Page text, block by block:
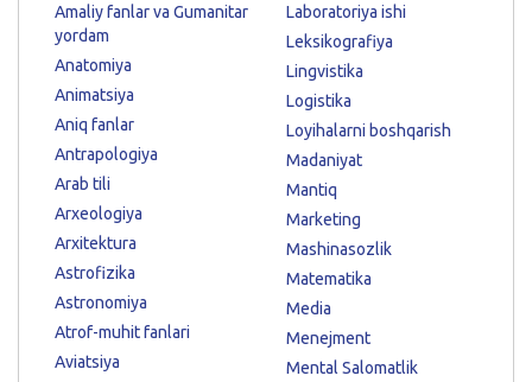
Amaliy fanlar va Gumanitar
yordam
Anatomiya
Animatsiya
Aniq fanlar
Antrapologiya
Arab tili
Arxeologiya
Arxitektura
Astrofizika
Astronomiya
Atrof-muhit fanlari
Aviatsiya
Laboratoriya ishi
Leksikografiya
Lingvistika
Logistika
Loyihalarni boshqarish
Madaniyat
Mantiq
Marketing
Mashinasozlik
Matematika
Media
Menejment
Mental Salomatlik